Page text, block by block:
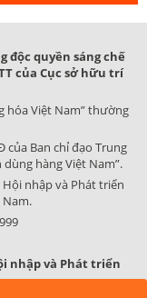
độc quyền sáng chế
của Cục sở hữu trí
hóa Việt Nam” thường
của Ban chỉ đạo Trung
hàng Việt Nam”.
nhập và Phát triển
Nam.
nhập và Phát triển